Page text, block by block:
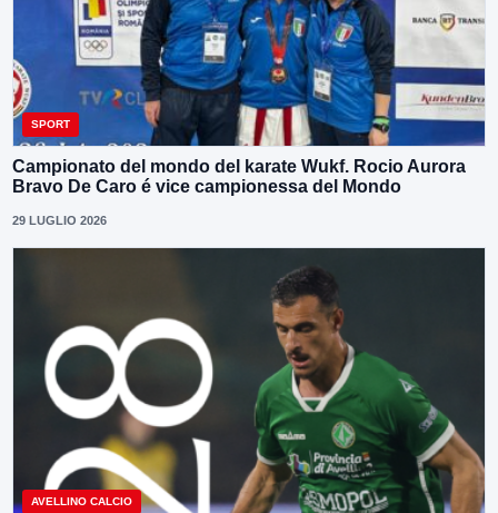
SPORT
Campionato del mondo del karate Wukf. Rocio Aurora
Bravo De Caro é vice campionessa del Mondo
29 LUGLIO 2026
AVELLINO CALCIO